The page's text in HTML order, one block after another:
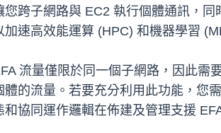
您跨子網路與 EC2 執行個體通訊，
加速高效能運算 (HPC) 和機器學習
流量僅限於同一個子網路，因此需
體的流量。若要充分利用此功能，您
和協同運作邏輯在佈建及管理支援